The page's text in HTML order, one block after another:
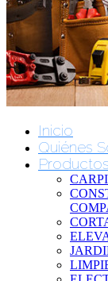
Inicio
Quiénes
Productos